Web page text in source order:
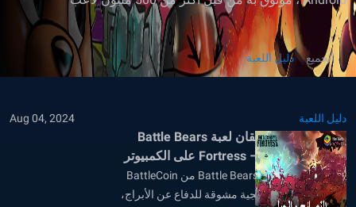
الجميع دليل اللعبة
دليل اللعبة Aug 04, 2024
10 نصائح وحيل لإتقان لعبة Battle Bears
Fortress – Tower Defense على الكمبيوتر
الشخصي باستخدام BlueStacks
تعتبر لعبة Battle Bears Fortress من BattleCoin
Games لعبة استراتيجية مشوقة للدفاع عن الأبراج،